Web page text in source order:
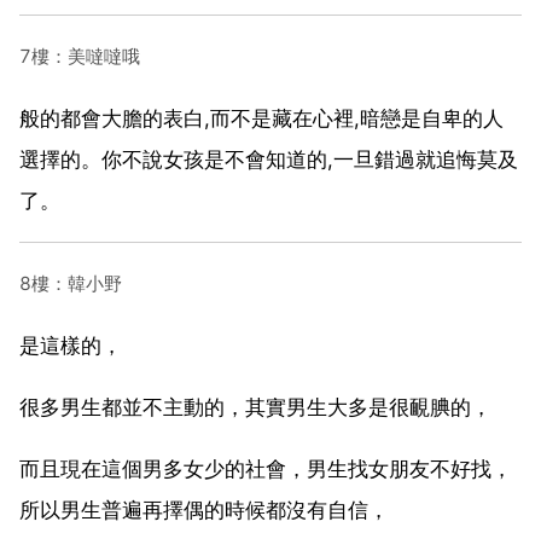
7樓：美噠噠哦
般的都會大膽的表白,而不是藏在心裡,暗戀是自卑的人
選擇的。你不說女孩是不會知道的,一旦錯過就追悔莫及
了。
8樓：韓小野
是這樣的，
很多男生都並不主動的，其實男生大多是很靦腆的，
而且現在這個男多女少的社會，男生找女朋友不好找，
所以男生普遍再擇偶的時候都沒有自信，